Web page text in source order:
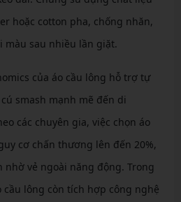
hoặc cotton pha, chống nhăn,
màu sau nhiều lần giặt.
của áo cầu lông hỗ trợ tự
smash mạnh mẽ đến di
các chuyên gia, việc chọn áo
cơ chấn thương lên đến 20%,
vẻ ngoài năng động. Trong
cầu lông còn tích hợp công nghệ